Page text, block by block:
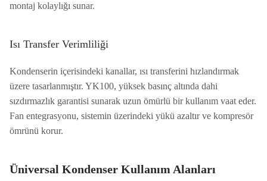
montaj kolaylığı sunar.
Isı Transfer Verimliliği
Kondenserin içerisindeki kanallar, ısı transferini hızlandırmak
üzere tasarlanmıştır. YK100, yüksek basınç altında dahi
sızdırmazlık garantisi sunarak uzun ömürlü bir kullanım vaat eder.
Fan entegrasyonu, sistemin üzerindeki yükü azaltır ve kompresör
ömrünü korur.
Üniversal Kondenser Kullanım Alanları